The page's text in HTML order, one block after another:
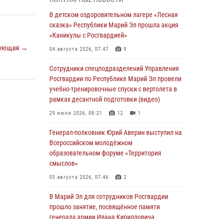
→
07 августа 2026, 06:47
Начальник отдела вневедомственной
охраны Управления Росгвардии по
Всероссийском семинаре в Нижнем
Новгороде (видео)
07 августа 2026, 06:25 8 1
Команда «Росгвардия» принимает участие в
Марий Эл
07 августа 2026, 05:43 10
Представитель вневедомственной охраны
Управления Росгвардии по Республике
методическом сборе Росгвардии в Ижевске
06 августа 2026, 09:37 10
В детском оздоровительном лагере «Лесная
сказка» Республики Марий Эл прошла акция
«Каникулы с Росгвардией»
04 августа 2026, 07:47 9
Сотрудники спецподразделений Управления
Росгвардии по Республике Марий Эл провели
учебно-тренировочные спуски с вертолета в
рамках десантной подготовки (видео)
29 июля 2026, 08:21 12 1
Генерал-полковник Юрий Аверин выступил на
Всероссийском молодёжном
образовательном форуме «Территория
смыслов»
03 августа 2026, 07:46 2
В Марий Эл для сотрудников Росгвардии
прошло занятие, посвящённое памяти
генерала армии Ивана Кирилловича